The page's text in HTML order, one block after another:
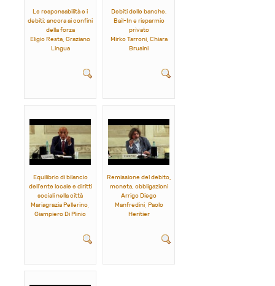
Le responsabilità e i
debiti: ancora ai confini
della forza
Eligio Resta, Graziano
Lingua
Debiti delle banche,
Bail-In e risparmio
privato
Mirko Tarroni, Chiara
Brusini
Equilibrio di bilancio
dell'ente locale e diritti
sociali nella città
Mariagrazia Pellerino,
Giampiero Di Plinio
Remissione del debito,
moneta, obbligazioni
Arrigo Diego
Manfredini, Paolo
Heritier